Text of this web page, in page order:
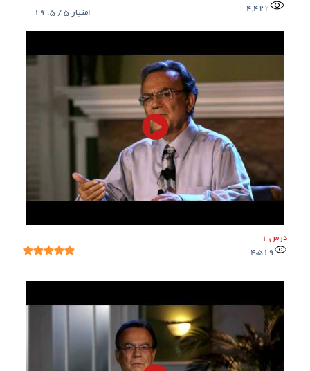
4,422 امتیاز 5
/ 5.
19
درس 1
4,519